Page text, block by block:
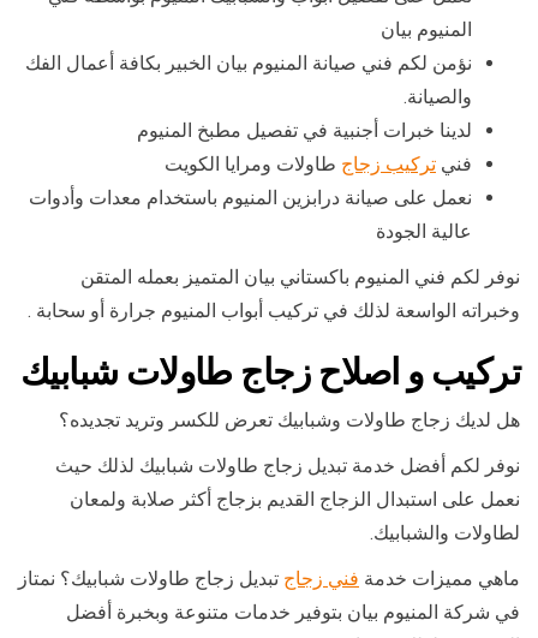
المنيوم بيان
نؤمن لكم فني صيانة المنيوم بيان الخبير بكافة أعمال الفك
والصيانة.
لدينا خبرات أجنبية في تفصيل مطبخ المنيوم
فني تركيب زجاج طاولات ومرايا الكويت
نعمل على صيانة درابزين المنيوم باستخدام معدات وأدوات
عالية الجودة
نوفر لكم فني المنيوم باكستاني بيان المتميز بعمله المتقن
وخبراته الواسعة لذلك في تركيب أبواب المنيوم جرارة أو سحابة .
تركيب و اصلاح زجاج طاولات شبابيك
هل لديك زجاج طاولات وشبابيك تعرض للكسر وتريد تجديده؟
نوفر لكم أفضل خدمة تبديل زجاج طاولات شبابيك لذلك حيث
نعمل على استبدال الزجاج القديم بزجاج أكثر صلابة ولمعان
لطاولات والشبابيك.
ماهي مميزات خدمة فني زجاج تبديل زجاج طاولات شبابيك؟ نمتاز
في شركة المنيوم بيان بتوفير خدمات متنوعة وبخبرة أفضل